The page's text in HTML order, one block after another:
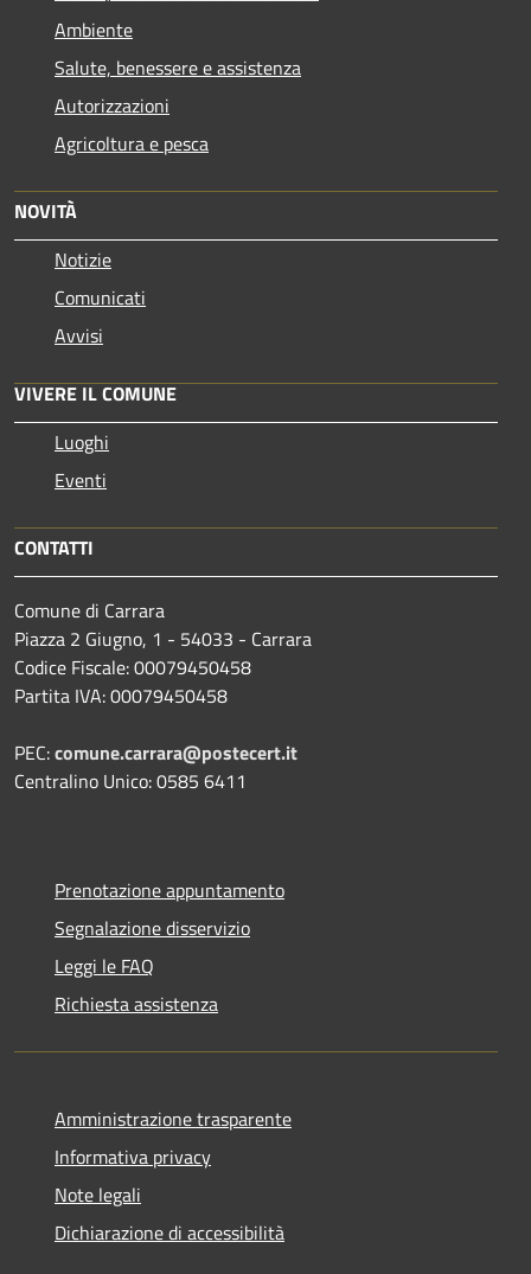
Ambiente
Salute, benessere e assistenza
Autorizzazioni
Agricoltura e pesca
NOVITÀ
Notizie
Comunicati
Avvisi
VIVERE IL COMUNE
Luoghi
Eventi
CONTATTI
Comune di Carrara
Piazza 2 Giugno, 1 - 54033 - Carrara
Codice Fiscale: 00079450458
Partita IVA: 00079450458
PEC:comune.carrara@postecert.it
Centralino Unico: 0585 6411
Prenotazione appuntamento
Segnalazione disservizio
Leggi le FAQ
Richiesta assistenza
Amministrazione trasparente
Informativa privacy
Note legali
Dichiarazione di accessibilità